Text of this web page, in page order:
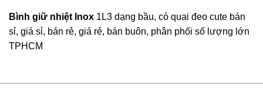
Bình giữ nhiệt Inox 1L3 dạng bầu, có quai đeo cute bán
sỉ, giá sỉ, bán rẻ, giá rẻ, bán buôn, phân phối số lượng lớn
TPHCM